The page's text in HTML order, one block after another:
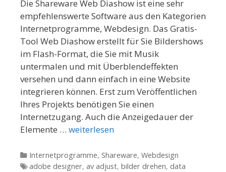
Die Shareware Web Diashow ist eine sehr
empfehlenswerte Software aus den Kategorien
Internetprogramme, Webdesign. Das Gratis-
Tool Web Diashow erstellt für Sie Bildershows
im Flash-Format, die Sie mit Musik
untermalen und mit Überblendeffekten
versehen und dann einfach in eine Website
integrieren können. Erst zum Veröffentlichen
Ihres Projekts benötigen Sie einen
Internetzugang. Auch die Anzeigedauer der
Elemente … weiterlesen
Kategorien
Internetprogramme, Shareware, Webdesign
Tags
adobe designer, av adjust, bilder drehen, data